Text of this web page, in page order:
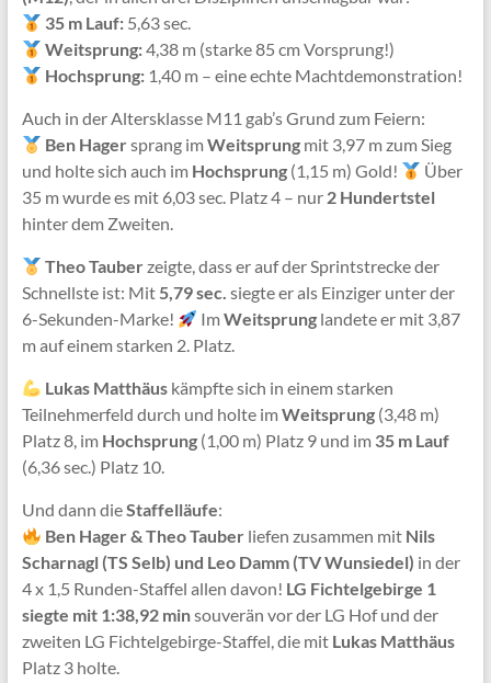
35 m Lauf:5,63 sec.
Weitsprung:4,38 m (starke 85 cm Vorsprung!)
Hochsprung:1,40 m – eine echte Machtdemonstration!
Auch in der Altersklasse M11 gab’s Grund zum Feiern:
Ben Hagersprang imWeitsprungmit 3,97 m zum Sieg
und holte sich auch im Hochsprung(1,15 m) Gold!
Über
35 m wurde es mit 6,03 sec. Platz 4 – nur 2 Hundertstel
hinter dem Zweiten.
Theo Tauberzeigte, dass er auf der Sprintstrecke der
Schnellste ist: Mit 5,79 sec. siegte er als Einziger unter der
6-Sekunden-Marke!
ImWeitsprunglandete er mit 3,87
m auf einem starken 2. Platz.
Lukas Matthäuskämpfte sich in einem starken
Teilnehmerfeld durch und holte imWeitsprung(3,48 m)
Platz 8, im Hochsprung(1,00 m) Platz 9 und im 35 m Lauf
(6,36 sec.) Platz 10.
Und dann dieStaffelläufe:
Ben Hager & Theo Tauberliefen zusammen mit Nils
Scharnagl (TS Selb) und Leo Damm (TV Wunsiedel) in der
4 x 1,5 Runden-Staffel allen davon! LG Fichtelgebirge 1
siegte mit 1:38,92 minsouverän vor der LG Hof und der
zweiten LG Fichtelgebirge-Staffel, die mit Lukas Matthäus
Platz 3 holte.